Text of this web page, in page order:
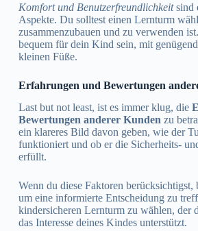
Komfort und Benutzerfreundlichkeitsind
Aspekte. Du solltest einen Lernturm
zusammenzubauen und zu verwenden
bequem für dein Kind sein, mit
kleinen Füße.
Erfahrungen und Bewertungen
Last but not least, ist es immer klug, die
Bewertungen anderer Kunden zu
ein klareres Bild davon geben, wie der
funktioniert und ob er die Sicherheits-
erfüllt.
Wenn du diese Faktoren berücksichtigst,
um eine informierte Entscheidung zu
kindersicheren Lernturm zu wählen, der
das Interesse deines Kindes unterstützt.